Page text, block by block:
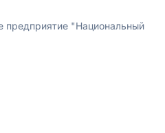
предприятие "Национальный